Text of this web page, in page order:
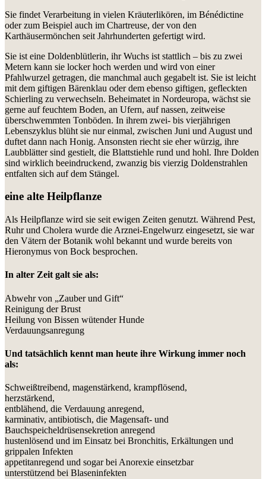
Sie findet Verarbeitung in vielen Kräuterlikören, im Bénédictine
oder zum Beispiel auch im Chartreuse, der von den
Karthäusermönchen seit Jahrhunderten gefertigt wird.
Sie ist eine Doldenblütlerin, ihr Wuchs ist stattlich – bis zu zwei
Metern kann sie locker hoch werden und wird von einer
Pfahlwurzel getragen, die manchmal auch gegabelt ist. Sie ist leicht
mit dem giftigen Bärenklau oder dem ebenso giftigen, gefleckten
Schierling zu verwechseln. Beheimatet in Nordeuropa, wächst sie
gerne auf feuchtem Boden, an Ufern, auf nassen, zeitweise
überschwemmten Tonböden. In ihrem zwei- bis vierjährigen
Lebenszyklus blüht sie nur einmal, zwischen Juni und August und
duftet dann nach Honig. Ansonsten riecht sie eher würzig, ihre
Laubblätter sind gestielt, die Blattstiehle rund und hohl. Ihre Dolden
sind wirklich beeindruckend, zwanzig bis vierzig Doldenstrahlen
entfalten sich auf dem Stängel.
eine alte Heilpflanze
Als Heilpflanze wird sie seit ewigen Zeiten genutzt. Während Pest,
Ruhr und Cholera wurde die Arznei-Engelwurz eingesetzt, sie war
den Vätern der Botanik wohl bekannt und wurde bereits von
Hieronymus von Bock besprochen.
In alter Zeit galt sie als:
Abwehr von „Zauber und Gift“
Reinigung der Brust
Heilung von Bissen wütender Hunde
Verdauungsanregung
Und tatsächlich kennt man heute ihre Wirkung immer noch
als:
Schweißtreibend, magenstärkend, krampflösend,
herzstärkend,
entblähend, die Verdauung anregend,
karminativ, antibiotisch, die Magensaft- und
Bauchspeicheldrüsensekretion anregend
hustenlösend und im Einsatz bei Bronchitis, Erkältungen und
grippalen Infekten
appetitanregend und sogar bei Anorexie einsetzbar
unterstützend bei Blaseninfekten